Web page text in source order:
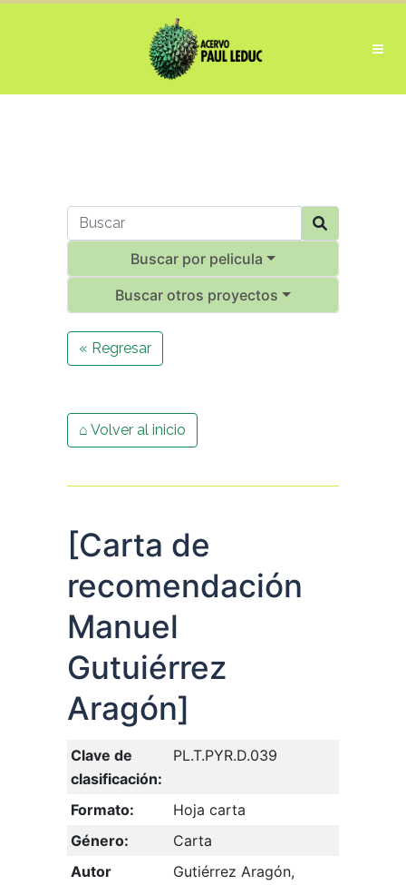
Buscar por pelicula
Buscar otros proyectos
« Regresar
⌂ Volver al inicio
[Carta de
recomendación
Manuel
Gutuiérrez
Aragón]
Clave de
clasificación:
PL.T.PYR.D.039
Formato:
Hoja carta
Género:
Carta
Autor
Gutiérrez Aragón,